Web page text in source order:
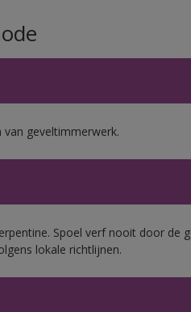
geveltimmerwerk.
Spoel verf nooit door
lokale richtlijnen.